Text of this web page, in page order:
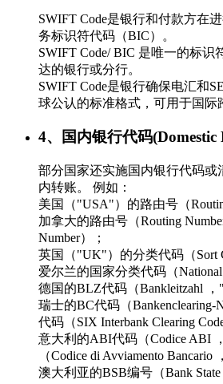
SWIFT Code是银行和付款方在
务标识符代码（BIC）。
SWIFT Code/ BIC 是唯一的标识
达的银行或分行。
SWIFT Code是银行确保电汇和
球公认的标准格式，可用于国际
4、国内银行代码(Domestic
部分国家还实施国内银行代码或
内转账。 例如：
美国（"USA"）的路由号（
加拿大的路由号（Routing
Number）；
英国（"UK"）的分类代码（Sort
爱尔兰的国家分类代码（National
德国的BLZ代码（Bankleitzahl ，
瑞士的BC代码（Bankenclearing-
代码（SIX Interbank Clearing
意大利的ABI代码（Codice ABI
（Codice di Avviamento Bancario
澳大利亚的BSB编号（Bank